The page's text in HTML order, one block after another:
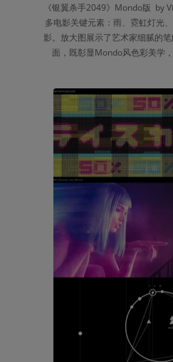
《银翼杀手2049》Mondo版  by
多电影关键元素：雨、霓虹灯光
影。放大图展示了艺术家细腻的
面，既彰显Mondo风色彩美学